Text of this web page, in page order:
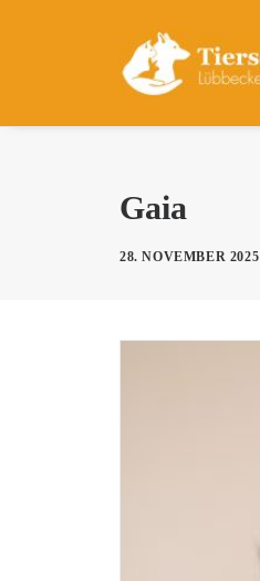
Gaia
28. NOVEMBER 2025